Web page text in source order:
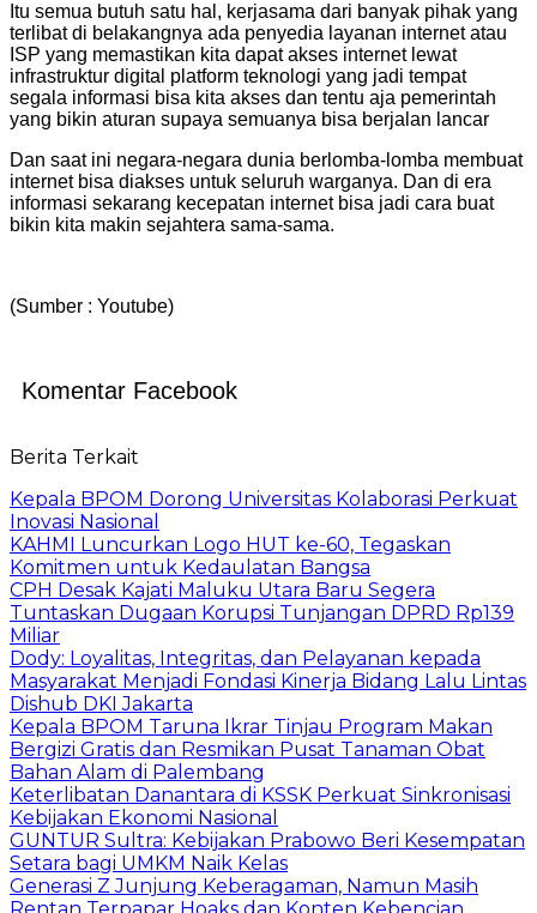
Itu semua butuh satu hal, kerjasama dari banyak pihak yang
terlibat di belakangnya ada penyedia layanan internet atau
ISP yang memastikan kita dapat akses internet lewat
infrastruktur digital platform teknologi yang jadi tempat
segala informasi bisa kita akses dan tentu aja pemerintah
yang bikin aturan supaya semuanya bisa berjalan lancar
Dan saat ini negara-negara dunia berlomba-lomba membuat
internet bisa diakses untuk seluruh warganya. Dan di era
informasi sekarang kecepatan internet bisa jadi cara buat
bikin kita makin sejahtera sama-sama.
(Sumber : Youtube)
Komentar Facebook
Berita Terkait
Kepala BPOM Dorong Universitas Kolaborasi Perkuat
Inovasi Nasional
KAHMI Luncurkan Logo HUT ke-60, Tegaskan
Komitmen untuk Kedaulatan Bangsa
CPH Desak Kajati Maluku Utara Baru Segera
Tuntaskan Dugaan Korupsi Tunjangan DPRD Rp139
Miliar
Dody: Loyalitas, Integritas, dan Pelayanan kepada
Masyarakat Menjadi Fondasi Kinerja Bidang Lalu Lintas
Dishub DKI Jakarta
Kepala BPOM Taruna Ikrar Tinjau Program Makan
Bergizi Gratis dan Resmikan Pusat Tanaman Obat
Bahan Alam di Palembang
Keterlibatan Danantara di KSSK Perkuat Sinkronisasi
Kebijakan Ekonomi Nasional
GUNTUR Sultra: Kebijakan Prabowo Beri Kesempatan
Setara bagi UMKM Naik Kelas
Generasi Z Junjung Keberagaman, Namun Masih